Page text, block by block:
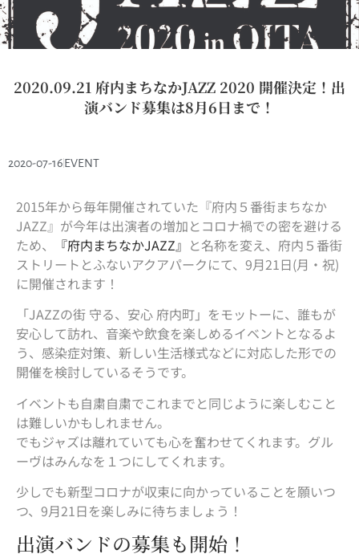
2020.09.21 府内まちなかJAZZ 2020 開催決定！出
演バンド募集は8月6日まで！
2020-07-16EVENT
2015年から毎年開催されていた『府内５番街まちなか
JAZZ』が今年は出演者の増加とコロナ禍での密を避ける
ため、
『府内まちなかJAZZ』 と名称を変え、府内５番街
ストリートとふないアクアパークにて、9月21日(月・祝)
に開催されます！
「JAZZの街 守る、安心 府内町」をモットーに、誰もが
安心して訪れ、音楽や飲食を楽しめるイベントとなるよ
う、感染症対策、新しい生活様式などに対応した形での
開催を検討しているそうです。
イベントも自粛自粛でこれまでと同じように楽しむこと
は難しいかもしれません。
でもジャズは離れていても心を奮わせてくれます。グル
ーヴはみんなを１つにしてくれます。
少しでも新型コロナが収束に向かっていることを願いつ
つ、9月21日を楽しみに待ちましょう！
出演バンドの募集も開始！